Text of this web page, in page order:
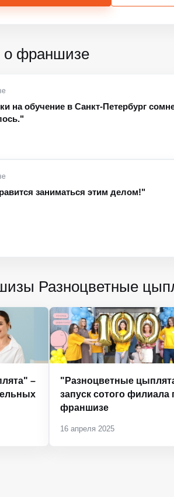
о франшизе
на обучение в Санкт-Петербург
заниматься этим делом!"
Разноцветные
–
"Разноцветные
запуск сотого филиала
франшизе
16 апреля 2025